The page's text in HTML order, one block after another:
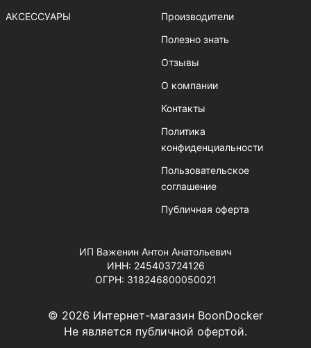
АКСЕССУАРЫ
Производители
Полезно знать
Отзывы
О компании
Контакты
Политика
конфиденциальности
Пользовательское
соглашение
Публичная оферта
ИП Важенин Антон Анатольевич
ИНН: 245403724126
ОГРН: 318246800050021
© 2026 Интернет-магазин BoonDocker
Не является публичной офертой.